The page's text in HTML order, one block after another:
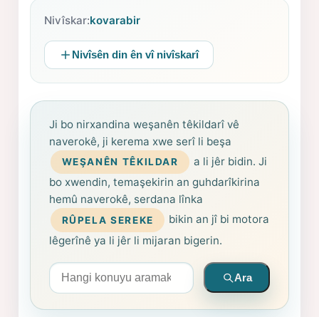
Nivîskar:kovarabir
Nivîsên din ên vî nivîskarî
Ji bo nirxandina weşanên têkildarî vê
naverokê, ji kerema xwe serî li beşa
WEŞANÊN TÊKILDAR
a li jêr bidin. Ji
bo xwendin, temaşekirin an guhdarîkirina
hemû naverokê, serdana lînka
RÛPELA SEREKE
bikin an jî bi motora
lêgerînê ya li jêr li mijaran bigerin.
Arama yapın
Ara